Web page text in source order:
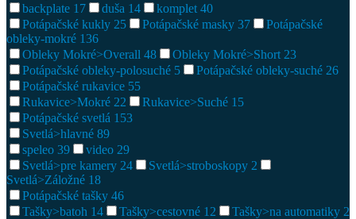
backplate 17 duša 14 komplet 40
Potápačské kukly 25 Potápačské masky 37
Potápačské
obleky-mokré 136
Obleky Mokré>Overall 48 Obleky Mokré>Short 23
Potápačské obleky-polosuché 5 Potápačské obleky-suché 26
Potápačské rukavice 55
Rukavice>Mokré 22 Rukavice>Suché 15
Potápačské svetlá 153
Svetlá>hlavné 89
speleo 39 video 29
Svetlá>pre kamery 24 Svetlá>stroboskopy 2
Svetlá>Záložné 18
Potápačské tašky 46
Tašky>batoh 14 Tašky>cestovné 12 Tašky>na automatiky 2